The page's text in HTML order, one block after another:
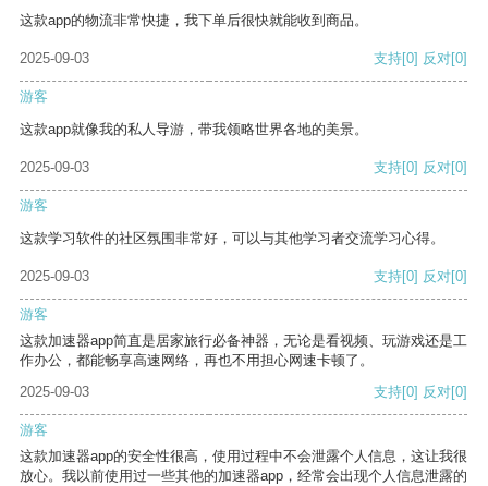
这款app的物流非常快捷，我下单后很快就能收到商品。
2025-09-03 支持[0] 反对[0]
游客
这款app就像我的私人导游，带我领略世界各地的美景。
2025-09-03 支持[0] 反对[0]
游客
这款学习软件的社区氛围非常好，可以与其他学习者交流学习心得。
2025-09-03 支持[0] 反对[0]
游客
这款加速器app简直是居家旅行必备神器，无论是看视频、玩游戏还是工
作办公，都能畅享高速网络，再也不用担心网速卡顿了。
2025-09-03
支持[0] 反对[0]
游客
这款加速器app的安全性很高，使用过程中不会泄露个人信息，这让我很
放心。我以前使用过一些其他的加速器app，经常会出现个人信息泄露的